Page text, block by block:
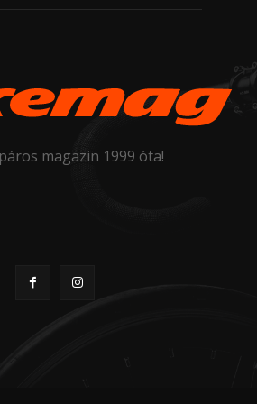
magazin 1999 óta!